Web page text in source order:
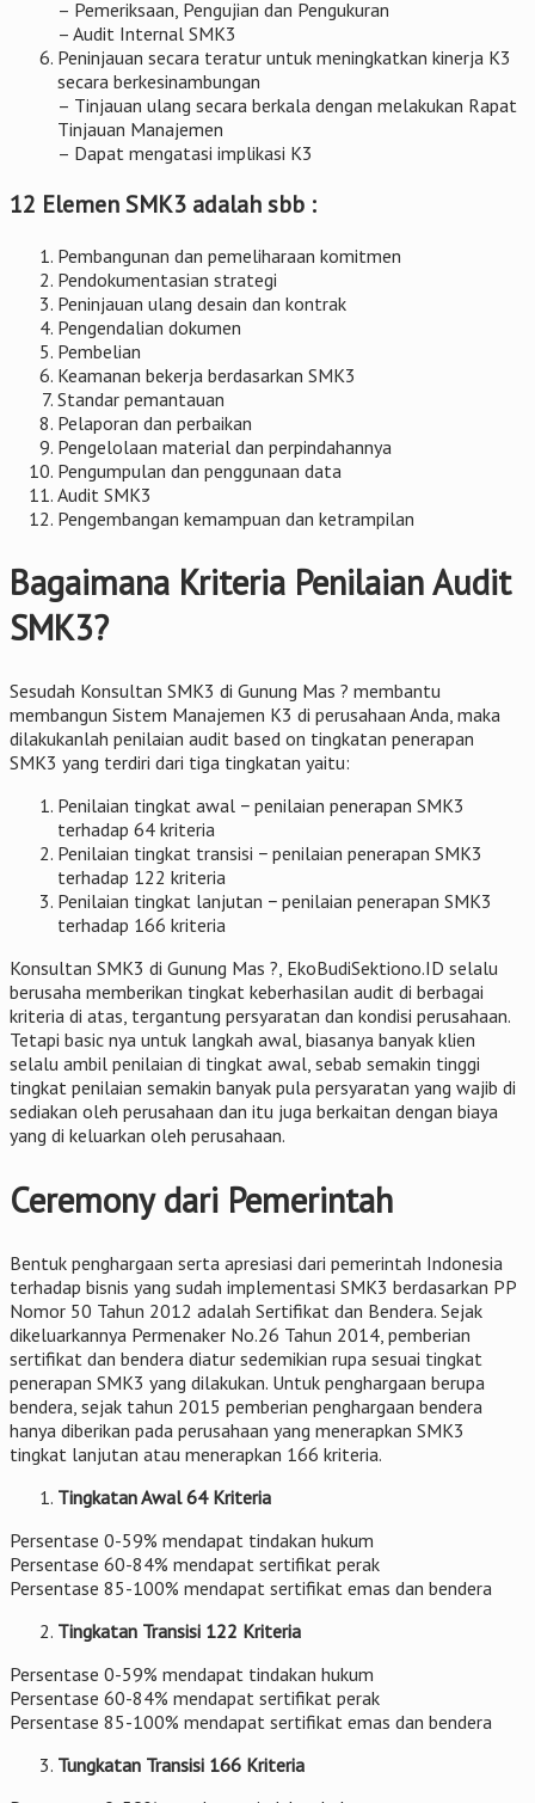
– Pemeriksaan, Pengujian dan Pengukuran
– Audit Internal SMK3
Peninjauan secara teratur untuk meningkatkan kinerja K3
secara berkesinambungan
– Tinjauan ulang secara berkala dengan melakukan Rapat
Tinjauan Manajemen
– Dapat mengatasi implikasi K3
12 Elemen SMK3 adalah sbb :
Pembangunan dan pemeliharaan komitmen
Pendokumentasian strategi
Peninjauan ulang desain dan kontrak
Pengendalian dokumen
Pembelian
Keamanan bekerja berdasarkan SMK3
Standar pemantauan
Pelaporan dan perbaikan
Pengelolaan material dan perpindahannya
Pengumpulan dan penggunaan data
Audit SMK3
Pengembangan kemampuan dan ketrampilan
Bagaimana Kriteria Penilaian Audit
SMK3?
Sesudah Konsultan SMK3 di Gunung Mas ? membantu
membangun Sistem Manajemen K3 di perusahaan Anda, maka
dilakukanlah penilaian audit based on tingkatan penerapan
SMK3 yang terdiri dari tiga tingkatan yaitu:
Penilaian tingkat awal − penilaian penerapan SMK3
terhadap 64 kriteria
Penilaian tingkat transisi − penilaian penerapan SMK3
terhadap 122 kriteria
Penilaian tingkat lanjutan − penilaian penerapan SMK3
terhadap 166 kriteria
Konsultan SMK3 di Gunung Mas ?, EkoBudiSektiono.ID selalu
berusaha memberikan tingkat keberhasilan audit di berbagai
kriteria di atas, tergantung persyaratan dan kondisi perusahaan.
Tetapi basic nya untuk langkah awal, biasanya banyak klien
selalu ambil penilaian di tingkat awal, sebab semakin tinggi
tingkat penilaian semakin banyak pula persyaratan yang wajib di
sediakan oleh perusahaan dan itu juga berkaitan dengan biaya
yang di keluarkan oleh perusahaan.
Ceremony dari Pemerintah
Bentuk penghargaan serta apresiasi dari pemerintah Indonesia
terhadap bisnis yang sudah implementasi SMK3 berdasarkan PP
Nomor 50 Tahun 2012 adalah Sertifikat dan Bendera. Sejak
dikeluarkannya Permenaker No.26 Tahun 2014, pemberian
sertifikat dan bendera diatur sedemikian rupa sesuai tingkat
penerapan SMK3 yang dilakukan. Untuk penghargaan berupa
bendera, sejak tahun 2015 pemberian penghargaan bendera
hanya diberikan pada perusahaan yang menerapkan SMK3
tingkat lanjutan atau menerapkan 166 kriteria.
Tingkatan Awal 64 Kriteria
Persentase 0-59% mendapat tindakan hukum
Persentase 60-84% mendapat sertifikat perak
Persentase 85-100% mendapat sertifikat emas dan bendera
Tingkatan Transisi 122 Kriteria
Persentase 0-59% mendapat tindakan hukum
Persentase 60-84% mendapat sertifikat perak
Persentase 85-100% mendapat sertifikat emas dan bendera
Tungkatan Transisi 166 Kriteria